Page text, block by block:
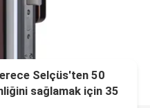
Selçüs'ten 50
sağlamak için 35